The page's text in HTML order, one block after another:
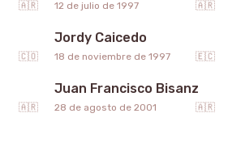
🇦🇷 12 de julio de 1997 🇦🇷
7
🇨🇴
9
Jordy Caicedo
18 de noviembre de 1997 🇪🇨
11
🇦🇷
17
Juan Francisco Bisanz
28 de agosto de 2001 🇦🇷